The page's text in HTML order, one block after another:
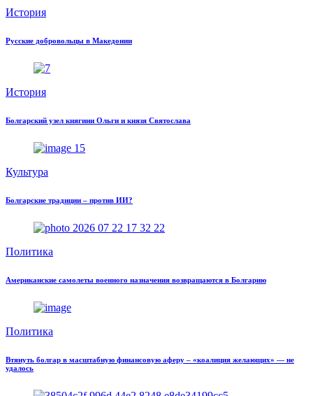
История
Русские добровольцы в Македонии
История
Болгарский узел княгини Ольги и князя Святослава
Культура
Болгарские традиции – против ИИ?
Политика
Американские самолеты военного назначения возвращаются в Болгарию
Политика
Втянуть болгар в масштабную финансовую аферу – «коалиция желающих» — не
удалось